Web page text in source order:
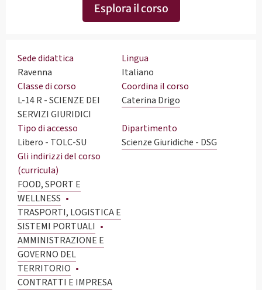
Esplora il corso
Sede didattica
Ravenna
Lingua
Italiano
Classe di corso
L-14 R - SCIENZE DEI
SERVIZI GIURIDICI
Coordina il corso
Caterina Drigo
Tipo di accesso
Libero - TOLC-SU
Dipartimento
Scienze Giuridiche - DSG
Gli indirizzi del corso
(curricula)
FOOD, SPORT E
WELLNESS
TRASPORTI, LOGISTICA E
SISTEMI PORTUALI
AMMINISTRAZIONE E
GOVERNO DEL
TERRITORIO
CONTRATTI E IMPRESA